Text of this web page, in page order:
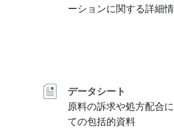
ーションに関する詳細
データシート
原料の訴求や処方配合
ての包括的資料